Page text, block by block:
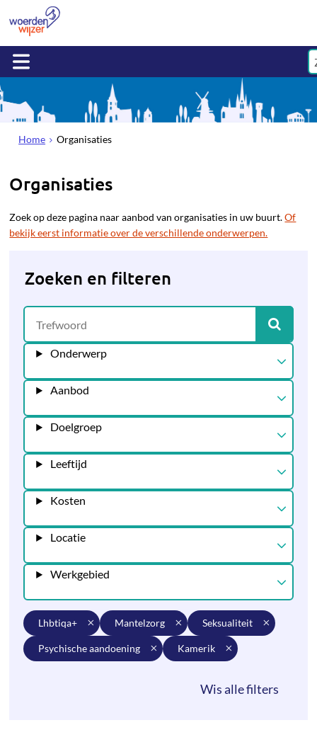
Home Organisaties
Organisaties
Zoek op deze pagina naar aanbod van organisaties in uw buurt.Of
bekijk eerst informatie over de verschillende onderwerpen.
Zoeken en filteren
Onderwerp
Aanbod
Doelgroep
Leeftijd
Kosten
Locatie
Werkgebied
lhbtiqa+ mantelzorg seksualiteit
psychische aandoening kamerik